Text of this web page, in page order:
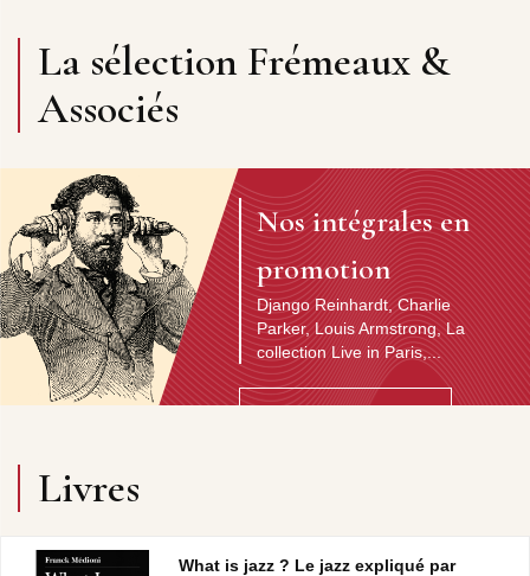
La sélection Frémeaux &
Associés
Nos intégrales en
promotion
Django Reinhardt, Charlie
Parker, Louis Armstrong, La
collection Live in Paris,...
Livres
What is jazz ? Le jazz expliqué par